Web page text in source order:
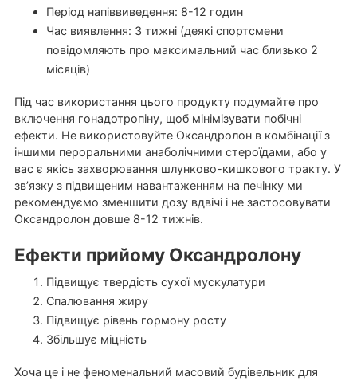
Період напіввиведення: 8-12 годин
Час виявлення: 3 тижні (деякі спортсмени
повідомляють про максимальний час близько 2
місяців)
Під час використання цього продукту подумайте про
включення гонадотропіну, щоб мінімізувати побічні
ефекти. Не використовуйте Оксандролон в комбінації з
іншими пероральними анаболічними стероїдами, або у
вас є якісь захворювання шлунково-кишкового тракту. У
зв’язку з підвищеним навантаженням на печінку ми
рекомендуємо зменшити дозу вдвічі і не застосовувати
Оксандролон довше 8-12 тижнів.
Ефекти прийому Оксандролону
Підвищує твердість сухої мускулатури
Спалювання жиру
Підвищує рівень гормону росту
Збільшує міцність
Хоча це і не феноменальний масовий будівельник для